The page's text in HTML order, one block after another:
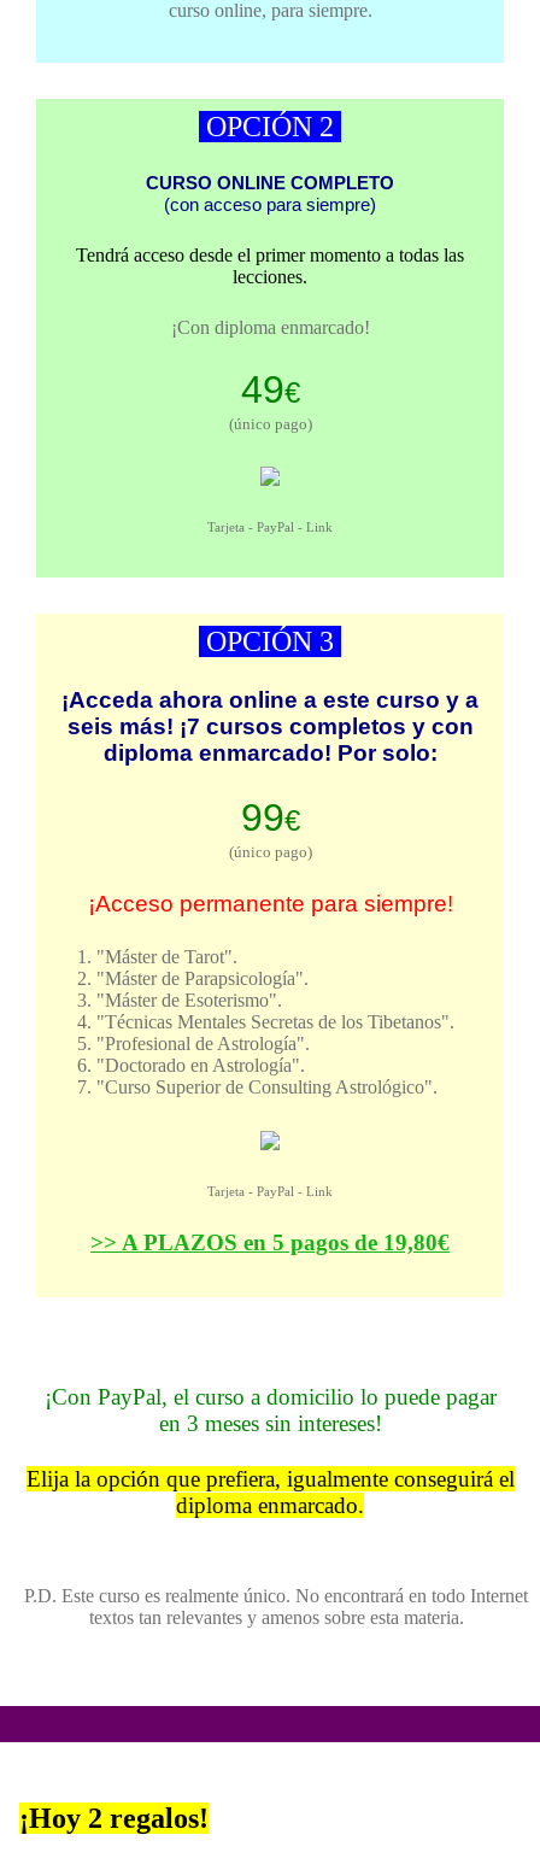
curso online, para siempre.
OPCIÓN 2
CURSO ONLINE COMPLETO
(con acceso para siempre)
Tendrá acceso desde el primer momento a todas las
lecciones.
¡Con diploma enmarcado!
49€
(único pago)
Tarjeta - PayPal - Link
OPCIÓN 3
¡Acceda ahora online a este curso y a
seis más! ¡7 cursos completos y con
diploma enmarcado! Por solo:
99€
(único pago)
¡Acceso permanente para siempre!
"Máster de Tarot".
"Máster de Parapsicología".
"Máster de Esoterismo".
"Técnicas Mentales Secretas de los Tibetanos".
"Profesional de Astrología".
"Doctorado en Astrología".
"Curso Superior de Consulting Astrológico".
Tarjeta - PayPal - Link
>> A PLAZOS en 5 pagos de 19,80€
¡Con PayPal, el curso a domicilio lo puede pagar
en 3 meses sin intereses!
Elija la opción que prefiera, igualmente conseguirá el
diploma enmarcado.
P.D. Este curso es realmente único. No encontrará en todo Internet
textos tan relevantes y amenos sobre esta materia.
¡Hoy 2 regalos!